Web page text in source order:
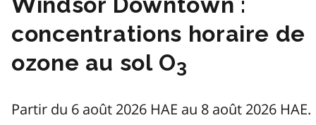
concentrations horaire de
ozone au sol O3
Partir du 6 août 2026 HAE au 8 août 2026 HAE.